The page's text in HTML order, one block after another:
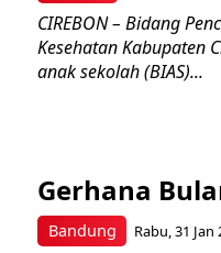
CIREBON – Bidang
Kesehatan Kabupaten
anak sekolah (BIAS)...
Bandung
Gerhana
Rabu, 31 Jan